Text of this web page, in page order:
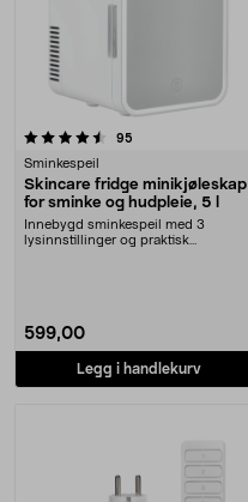
95
Sminkespeil
Skincare fridge minikjøleskap
for sminke og hudpleie, 5 l
Innebygd sminkespeil med 3
lysinnstillinger og praktisk
599,00
Legg i handlekurv
4.5 av 5 stjerner